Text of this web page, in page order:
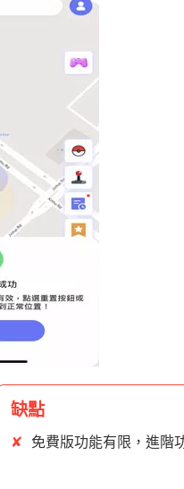
缺點
✘ 免費版功能有限，進階